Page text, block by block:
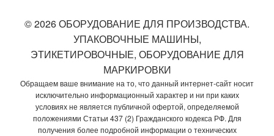
© 2026 ОБОРУДОВАНИЕ ДЛЯ ПРОИЗВОДСТВА.
УПАКОВОЧНЫЕ МАШИНЫ,
ЭТИКЕТИРОВОЧНЫЕ, ОБОРУДОВАНИЕ ДЛЯ
МАРКИРОВКИ
Обращаем ваше внимание на то, что данный интернет-сайт носит
исключительно информационный характер и ни при каких
условиях не является публичной офертой, определяемой
положениями Статьи 437 (2) Гражданского кодекса РФ. Для
получения более подробной информации о технических